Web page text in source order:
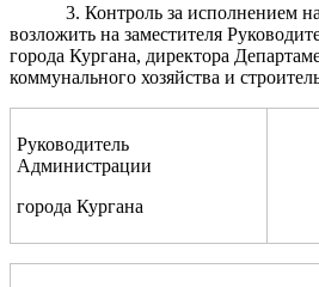
3. Контроль за исполнением
возложить на заместителя
города Кургана, директора
коммунального хозяйства и
Руководитель
Администрации
города Кургана